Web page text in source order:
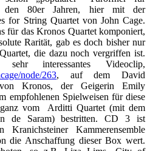
den 80er Jahren, hier mit der
for String Quartet von John Cage.
für das Kronos Quartet komponiert,
Rarität, gab es doch bisher nur
die dazu noch vergriffen ist.
interessantes Videoclip,
node/263, auf dem David
Kronos, der Geigerin Emily
empfohlenen Spielweisen für diese
vom Arditti Quartet (mit dem
de Saram) bestritten. CD 3 ist
Kranichsteiner Kammerensemble
die Anschaffung dieser Box wert.